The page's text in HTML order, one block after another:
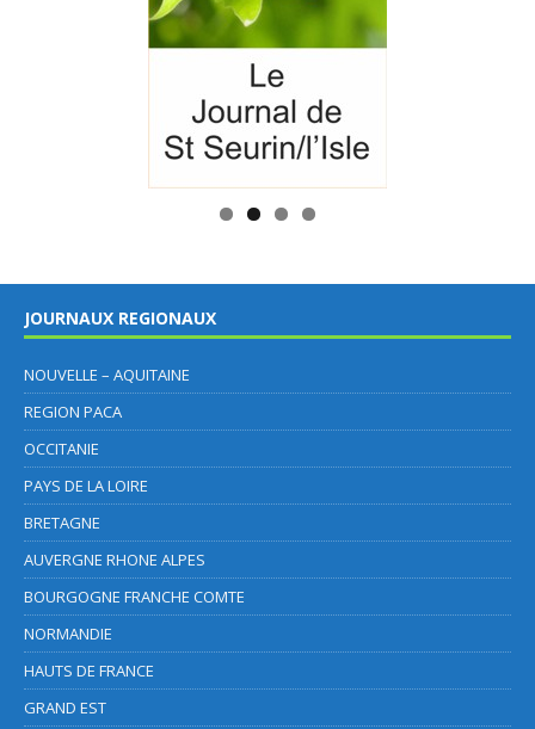
JOURNAUX REGIONAUX
NOUVELLE – AQUITAINE
REGION PACA
OCCITANIE
PAYS DE LA LOIRE
BRETAGNE
AUVERGNE RHONE ALPES
BOURGOGNE FRANCHE COMTE
NORMANDIE
HAUTS DE FRANCE
GRAND EST